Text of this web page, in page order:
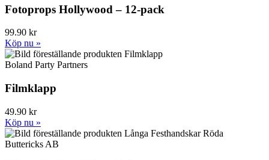
Fotoprops Hollywood – 12-pack
99.90 kr
Köp nu »
Boland Party Partners
Filmklapp
49.90 kr
Köp nu »
Buttericks AB